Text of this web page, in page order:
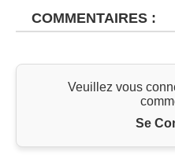
COMMENTAIRES :
Veuillez vous
Se